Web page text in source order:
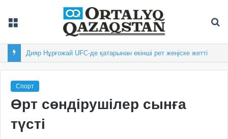
Дияр Нұрғожай UFC-де қатарынан екінші рет жеңіске жетті
Спорт
Өрт сөндірушілер сынға
түсті